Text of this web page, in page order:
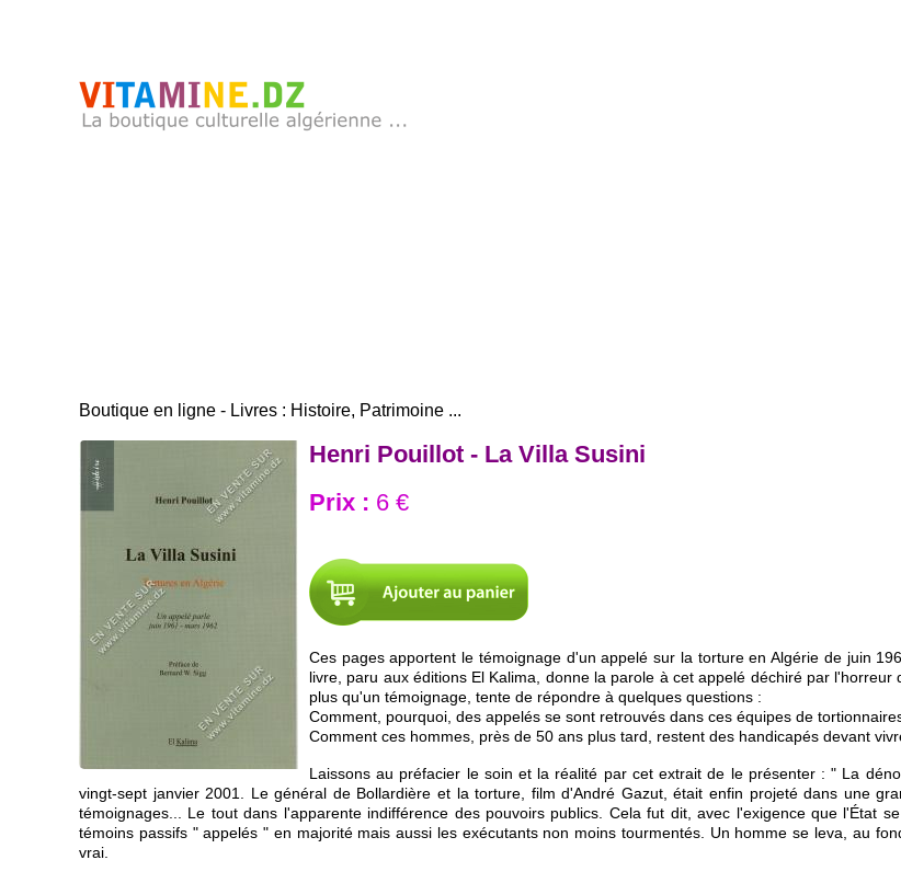
Boutique en ligne - Livres : Histoire, Patrimoine ...
Henri Pouillot - La Villa Susini
Prix : 6 €
Ces pages apportent le témoignage d'un appelé sur la torture en Algérie de juin
livre, paru aux éditions El Kalima, donne la parole à cet appelé déchiré par
plus qu'un témoignage, tente de répondre à quelques questions :
Comment, pourquoi, des appelés se sont retrouvés dans ces équipes de
Comment ces hommes, près de 50 ans plus tard, restent des handicapés devant
Laissons au préfacier le soin et la réalité par cet extrait de le présenter : " La
vingt-sept janvier 2001. Le général de Bollardière et la torture, film d'André Gazut, était enfin projeté dans une
témoignages... Le tout dans l'apparente indifférence des pouvoirs publics. Cela fut dit, avec l'exigence que l'État
témoins passifs " appelés " en majorité mais aussi les exécutants non moins tourmentés. Un homme se leva, au
vrai.